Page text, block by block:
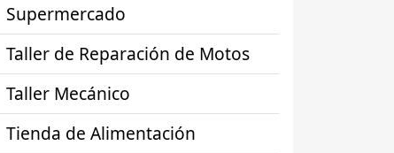
Supermercado
Taller de Reparación de Motos
Taller Mecánico
Tienda de Alimentación